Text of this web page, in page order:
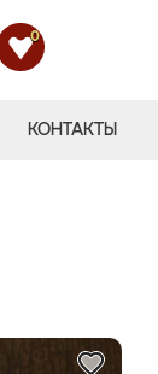
0
КОНТАКТЫ